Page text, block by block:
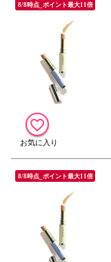
8/8時点_ポイント最大11倍
8/8時点_ポイント最大11倍